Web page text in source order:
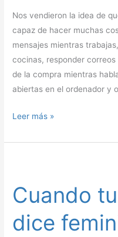
Nos vendieron la idea de
capaz de hacer muchas
mensajes mientras
cocinas, responder
de la compra mientras
abiertas en el ordenador y
Leer más »
Cuando
dice
pareja
se
dice